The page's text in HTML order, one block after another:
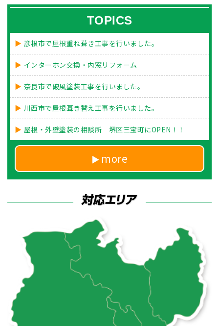
TOPICS
彦根市で屋根重ね葺き工事を行いました。
インターホン交換・内窓リフォーム
奈良市で破風塗装工事を行いました。
川西市で屋根葺き替え工事を行いました。
屋根・外壁塗装の相談所 堺区三宝町にOPEN！！
more